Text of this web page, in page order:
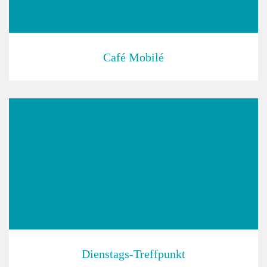
Café Mobilé
Dienstags-Treffpunkt